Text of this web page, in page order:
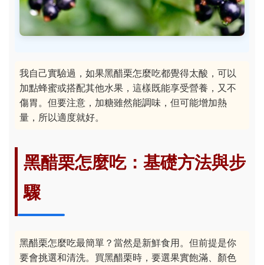
我自己實驗過，如果黑醋栗怎麼吃都覺得太酸，可以
加點蜂蜜或搭配其他水果，這樣既能享受營養，又不
傷胃。但要注意，加糖雖然能調味，但可能增加熱
量，所以適度就好。
黑醋栗怎麼吃：基礎方法與步
驟
黑醋栗怎麼吃最簡單？當然是新鮮食用。但前提是你
要會挑選和清洗。買黑醋栗時，要選果實飽滿、顏色